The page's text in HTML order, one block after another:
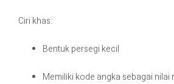
Ciri khas:
Bentuk persegi kecil
Memiliki kode angka sebagai nilai